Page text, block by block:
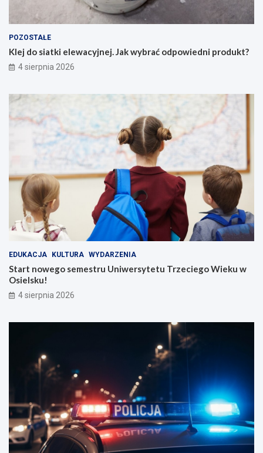
POZOSTAŁE
Klej do siatki elewacyjnej. Jak wybrać odpowiedni produkt?
4 sierpnia 2026
EDUKACJA KULTURA WYDARZENIA
Start nowego semestru Uniwersytetu Trzeciego Wieku w
Osielsku!
4 sierpnia 2026